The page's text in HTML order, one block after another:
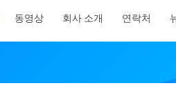
동영상 회사 소개 연락처